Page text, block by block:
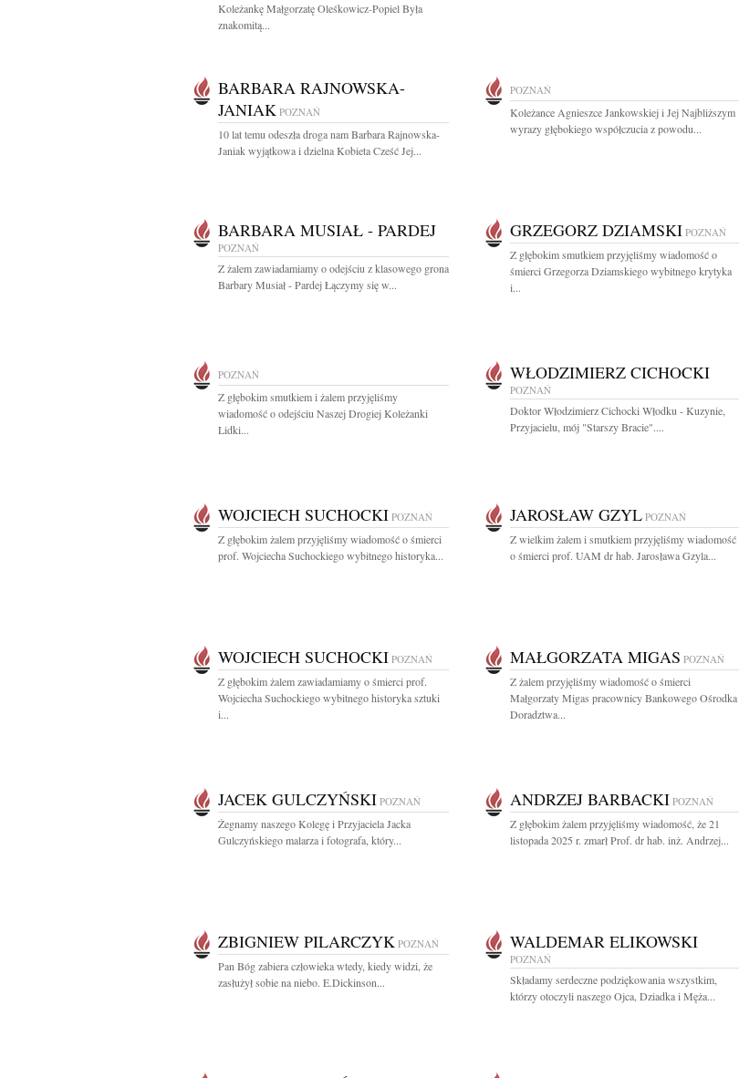
Koleżankę Małgorzatę Oleśkowicz-Popiel Była
znakomitą...
BARBARA RAJNOWSKA-
JANIAK POZNAŃ
10 lat temu odeszła droga nam Barbara Rajnowska-
Janiak wyjątkowa i dzielna Kobieta Cześć Jej...
POZNAŃ
Koleżance Agnieszce Jankowskiej i Jej Najbliższym
wyrazy głębokiego współczucia z powodu...
BARBARA MUSIAŁ - PARDEJ
POZNAŃ
Z żalem zawiadamiamy o odejściu z klasowego grona
Barbary Musiał - Pardej Łączymy się w...
GRZEGORZ DZIAMSKI POZNAŃ
Z głębokim smutkiem przyjęliśmy wiadomość o
śmierci Grzegorza Dziamskiego wybitnego krytyka
i...
POZNAŃ
Z głębokim smutkiem i żalem przyjęliśmy
wiadomość o odejściu Naszej Drogiej Koleżanki
Lidki...
WŁODZIMIERZ CICHOCKI
POZNAŃ
Doktor Włodzimierz Cichocki Włodku - Kuzynie,
Przyjacielu, mój "Starszy Bracie"....
WOJCIECH SUCHOCKI POZNAŃ
Z głębokim żalem przyjęliśmy wiadomość o śmierci
prof. Wojciecha Suchockiego wybitnego historyka...
JAROSŁAW GZYL POZNAŃ
Z wielkim żalem i smutkiem przyjęliśmy wiadomość
o śmierci prof. UAM dr hab. Jarosława Gzyla...
WOJCIECH SUCHOCKI POZNAŃ
Z głębokim żalem zawiadamiamy o śmierci prof.
Wojciecha Suchockiego wybitnego historyka sztuki
i...
MAŁGORZATA MIGAS POZNAŃ
Z żalem przyjęliśmy wiadomość o śmierci
Małgorzaty Migas pracownicy Bankowego Ośrodka
Doradztwa...
JACEK GULCZYŃSKI POZNAŃ
Żegnamy naszego Kolegę i Przyjaciela Jacka
Gulczyńskiego malarza i fotografa, który...
ANDRZEJ BARBACKI POZNAŃ
Z głębokim żalem przyjęliśmy wiadomość, że 21
listopada 2025 r. zmarł Prof. dr hab. inż. Andrzej...
ZBIGNIEW PILARCZYK POZNAŃ
Pan Bóg zabiera człowieka wtedy, kiedy widzi, że
zasłużył sobie na niebo. E.Dickinson...
WALDEMAR ELIKOWSKI
POZNAŃ
Składamy serdeczne podziękowania wszystkim,
którzy otoczyli naszego Ojca, Dziadka i Męża...